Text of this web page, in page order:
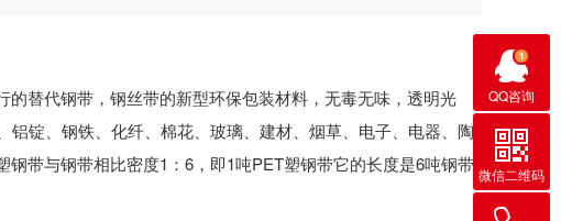
替代钢带，钢丝带的新型环保包装材料，无毒无味，透明光
锭、钢铁、化纤、棉花、玻璃、建材、烟草、电子、电器、陶
带与钢带相比密度1：6，即1吨PET塑钢带它的长度是6吨钢带
QQ咨询
微信二维码